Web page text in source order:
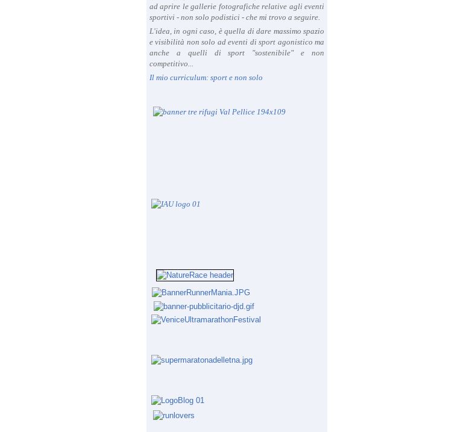
ad aprire le gallerie fotografiche relative agli eventi
sportivi - non solo podistici - che mi trovo a seguire.
L'idea, in ogni caso, è quella di dare massimo spazio
e visibilità non solo ad eventi di sport agonistico ma
anche a quelli di sport "sostenibile" e non
competitivo...
Il mio curriculum: sport e non solo